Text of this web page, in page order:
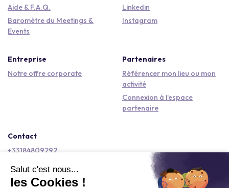
Aide & F.A.Q.
Baromètre du Meetings &
Events
Linkedin
Instagram
Entreprise
Notre offre corporate
Partenaires
Référencer mon lieu ou mon
activité
Connexion à l'espace
partenaire
Contact
+33184809292